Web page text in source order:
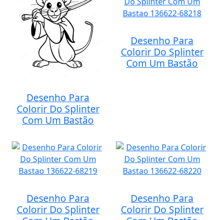
Desenho Para
Colorir Do Splinter
Com Um Bastão
Desenho Para
Colorir Do Splinter
Com Um Bastão
Desenho Para
Colorir Do Splinter
Desenho Para
Colorir Do Splinter